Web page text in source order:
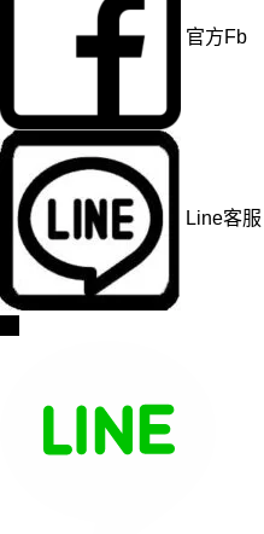
官方Fb
Line客服